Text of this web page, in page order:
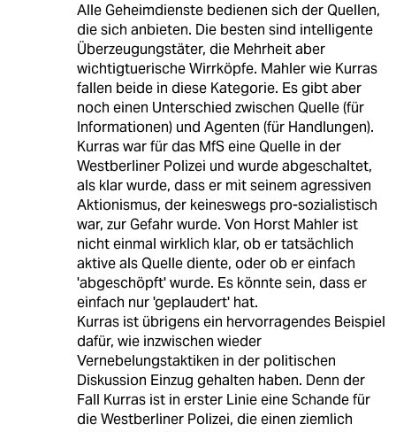
Alle Geheimdienste bedienen sich der Quellen,
die sich anbieten. Die besten sind intelligente
Überzeugungstäter, die Mehrheit aber
wichtigtuerische Wirrköpfe. Mahler wie Kurras
fallen beide in diese Kategorie. Es gibt aber
noch einen Unterschied zwischen Quelle (für
Informationen) und Agenten (für Handlungen).
Kurras war für das MfS eine Quelle in der
Westberliner Polizei und wurde abgeschaltet,
als klar wurde, dass er mit seinem agressiven
Aktionismus, der keineswegs pro-sozialistisch
war, zur Gefahr wurde. Von Horst Mahler ist
nicht einmal wirklich klar, ob er tatsächlich
aktive als Quelle diente, oder ob er einfach
'abgeschöpft' wurde. Es könnte sein, dass er
einfach nur 'geplaudert' hat.
Kurras ist übrigens ein hervorragendes Beispiel
dafür, wie inzwischen wieder
Vernebelungstaktiken in der politischen
Diskussion Einzug gehalten haben. Denn der
Fall Kurras ist in erster Linie eine Schande für
die Westberliner Polizei, die einen ziemlich